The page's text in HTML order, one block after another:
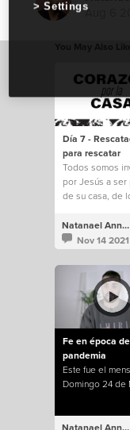
Aug 6
Día 7 -
para rescatar
Todos somos
por Jesús a ser
de su casa, de
Natanael Annacondia
Nov 14 2021
Fe en época de
pandemia
Este fue el
Domingo 24 de
Natanael Annacondia
Settings